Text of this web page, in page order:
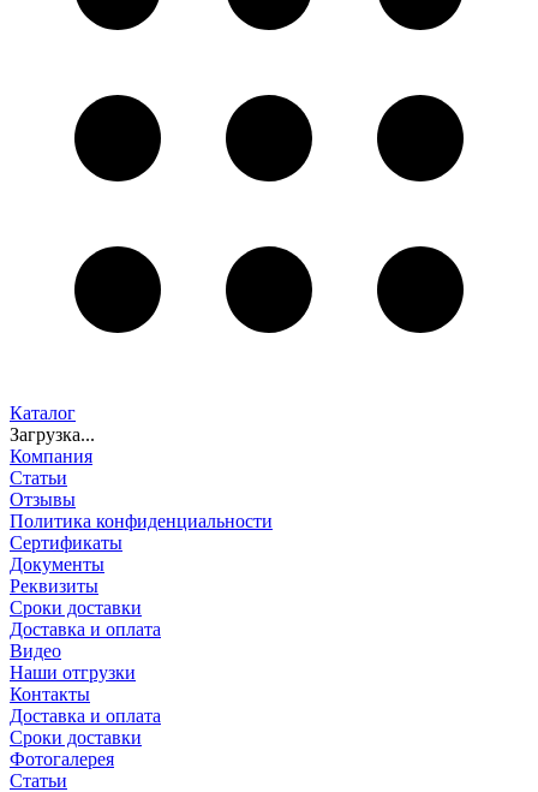
Каталог
Загрузка...
Компания
Статьи
Отзывы
Политика конфиденциальности
Сертификаты
Документы
Реквизиты
Сроки доставки
Доставка и оплата
Видео
Наши отгрузки
Контакты
Доставка и оплата
Сроки доставки
Фотогалерея
Статьи